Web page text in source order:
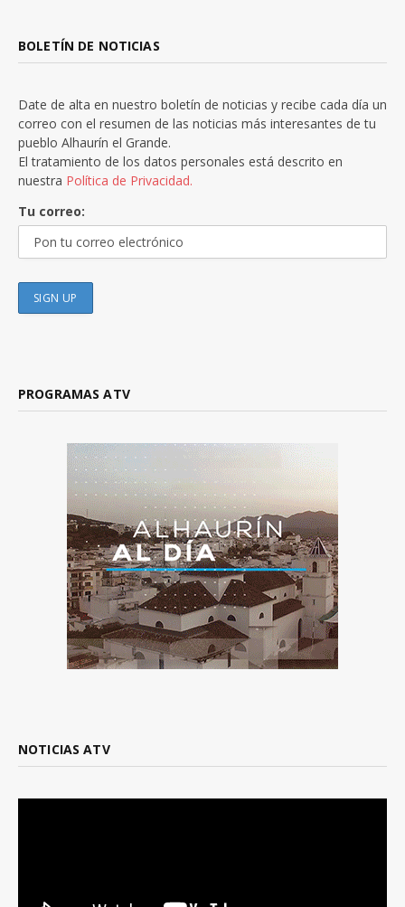
BOLETÍN DE NOTICIAS
Date de alta en nuestro boletín de noticias y recibe cada día un
correo con el resumen de las noticias más interesantes de tu
pueblo Alhaurín el Grande.
El tratamiento de los datos personales está descrito en
nuestra Política de Privacidad.
Tu correo:
PROGRAMAS ATV
NOTICIAS ATV